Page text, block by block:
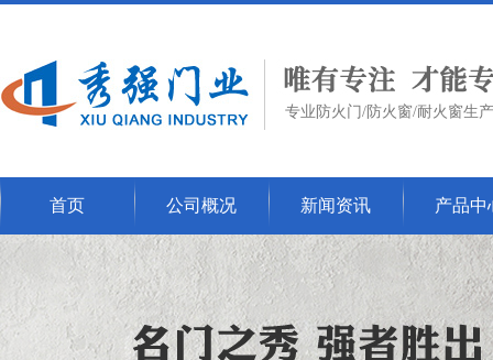
专业防火门/防火窗/耐火窗生
首页 公司概况 新闻资讯 产品中